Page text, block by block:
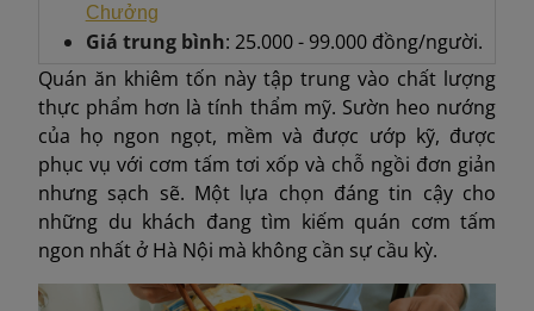
Chưởng
Giá trung bình: 25.000 - 99.000 đồng/người.
Quán ăn khiêm tốn này tập trung vào chất lượng
thực phẩm hơn là tính thẩm mỹ. Sườn heo nướng
của họ ngon ngọt, mềm và được ướp kỹ, được
phục vụ với cơm tấm tơi xốp và chỗ ngồi đơn giản
nhưng sạch sẽ. Một lựa chọn đáng tin cậy cho
những du khách đang tìm kiếm quán cơm tấm
ngon nhất ở Hà Nội mà không cần sự cầu kỳ.